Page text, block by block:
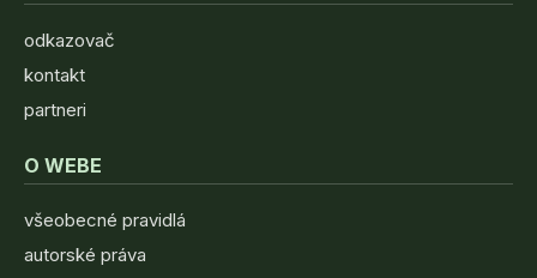
odkazovač
kontakt
partneri
O WEBE
všeobecné pravidlá
autorské práva